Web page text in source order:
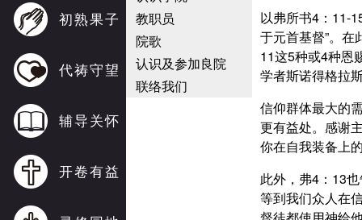
初熟果子
代祷守望
辅导关怀
开卷有益
教职员
院歌
认识及参加良院
联络我们
以弗所书4：11-
于元首基督”。
11这5种或4种恩
学者斯诺得格拉
信仰群体最大的
更有益处。感谢
你在自我装备上
此外，弗4：13
等到我们众人在